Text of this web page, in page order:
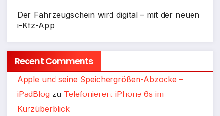
Der Fahrzeugschein wird digital – mit der neuen
i-Kfz-App
Recent Comments
Apple und seine Speichergrößen-Abzocke –
iPadBlog zu Telefonieren: iPhone 6s im
Kurzüberblick